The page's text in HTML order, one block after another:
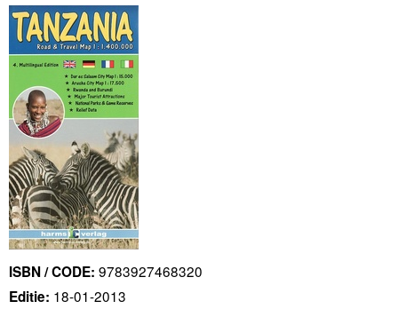
ISBN / CODE: 9783927468320
Editie: 18-01-2013